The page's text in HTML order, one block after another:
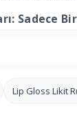
Sadece
Lip Gloss Likit